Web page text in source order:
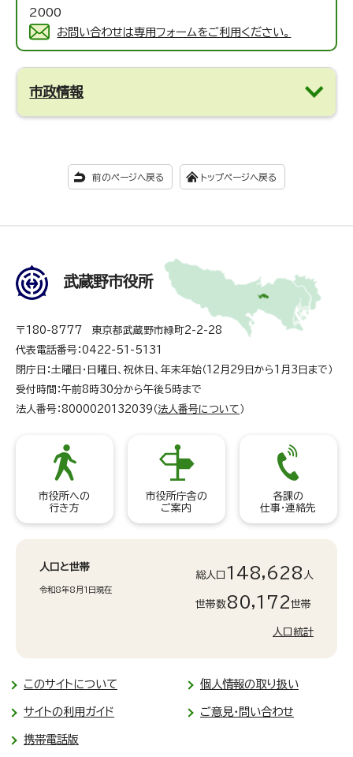
2000
お問い合わせは専用フォームをご利用ください。
市政情報
前のページへ戻る トップページへ戻る
武蔵野市役所
〒180-8777 東京都武蔵野市緑町2-2-28
代表電話番号：0422-51-5131
閉庁日：土曜日・日曜日、祝休日、年末年始（12月29日から1月3日まで）
受付時間：午前8時30分から午後5時まで
法人番号：8000020132039（ 法人番号について ）
市役所への
行き方
市役所庁舎の
ご案内
各課の
仕事・連絡先
人口と世帯
令和8年8月1日現在
総人口 148,628 人
世帯数80,172世帯
人口統計
このサイトについて 個人情報の取り扱い
サイトの利用ガイド ご意見・問い合わせ
携帯電話版